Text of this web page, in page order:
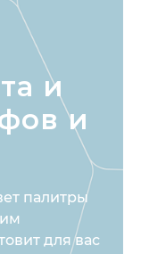
и
и
палитры
для вас